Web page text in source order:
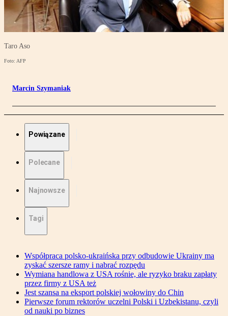
Taro Aso
Foto: AFP
Marcin Szymaniak
Powiązane
Polecane
Najnowsze
Tagi
Współpraca polsko-ukraińska przy odbudowie Ukrainy ma
zyskać szersze ramy i nabrać rozpędu
Wymiana handlowa z USA rośnie, ale ryzyko braku zapłaty
przez firmy z USA też
Jest szansa na eksport polskiej wołowiny do Chin
Pierwsze forum rektorów uczelni Polski i Uzbekistanu, czyli
od nauki po biznes